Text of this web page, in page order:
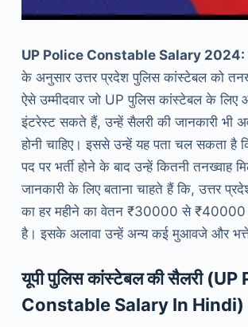
UP Police Constable Salary 2024:
के अनुसार उत्तर प्रदेश पुलिस कांस्टेबल को
ऐसे उम्मीदवार जो UP पुलिस कांस्टेबल के
इंटरेस्ट सकते हैं, उन्हें सैलरी की जानकारी भी
होनी चाहिए। इससे उन्हें यह पता चल सकता है
पद पर भर्ती होने के बाद उन्हें कितनी तनख्वाह
जानकारी के लिए बताना चाहते हैं कि, उत्तर
का हर महीने का वेतन ₹30000 से ₹40000
है। इसके अलावा उन्हें अन्य कई मुआवजे और भत्ते
यूपी पुलिस कांस्टेबल की सैलरी
Constable Salary In Hindi)